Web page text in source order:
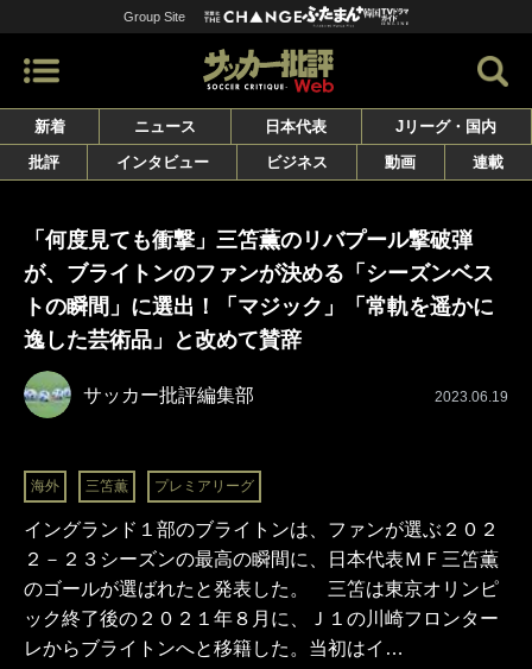
Group Site
新着 ニュース 日本代表
Jリーグ・国内
批評
インタビュー ビジネス 動画 連載
「何度見ても衝撃」三笘薫のリバプール撃破弾
が、ブライトンのファンが決める「シーズンベス
トの瞬間」に選出！「マジック」「常軌を遥かに
逸した芸術品」と改めて賛辞
サッカー批評編集部 2023.06.19
海外 三笘薫 プレミアリーグ
イングランド１部のブライトンは、ファンが選ぶ２０２
２－２３シーズンの最高の瞬間に、日本代表ＭＦ三笘薫
のゴールが選ばれたと発表した。 三笘は東京オリンピ
ック終了後の２０２１年８月に、Ｊ１の川崎フロンター
レからブライトンへと移籍した。当初はイ…